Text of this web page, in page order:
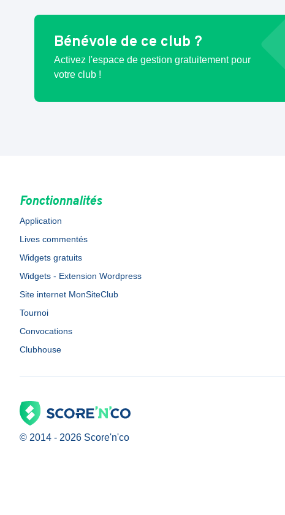
Bénévole de ce club ?
Activez l'espace de gestion gratuitement pour
votre club !
Fonctionnalités
Application
Lives commentés
Widgets gratuits
Widgets - Extension Wordpress
Site internet MonSiteClub
Tournoi
Convocations
Clubhouse
© 2014 - 2026 Score'n'co